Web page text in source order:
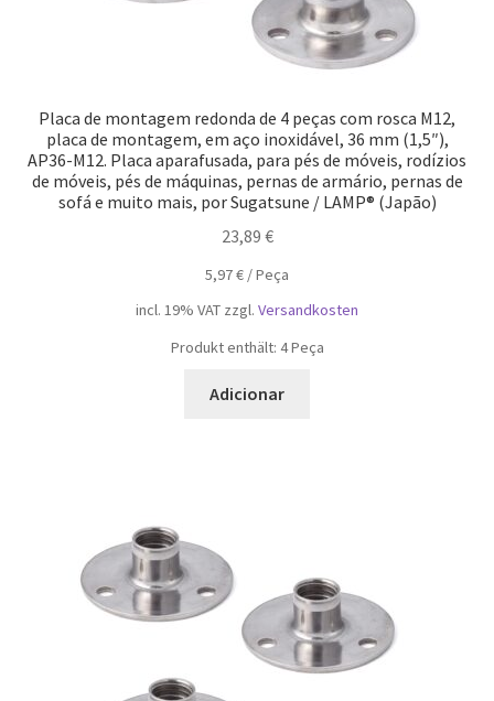
Placa de montagem redonda de 4 peças com rosca M12,
placa de montagem, em aço inoxidável, 36 mm (1,5″),
AP36-M12. Placa aparafusada, para pés de móveis, rodízios
de móveis, pés de máquinas, pernas de armário, pernas de
sofá e muito mais, por Sugatsune / LAMP® (Japão)
23,89 €
5,97€ /Peça
incl. 19% VAT zzgl. Versandkosten
Produkt enthält: 4Peça
Adicionar